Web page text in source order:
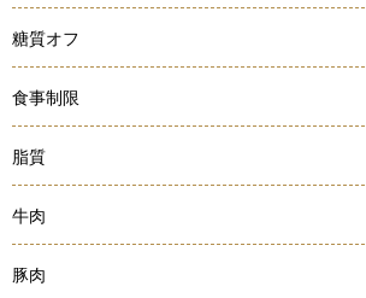
糖質オフ
食事制限
脂質
牛肉
豚肉